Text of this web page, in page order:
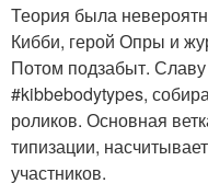
Теория была
Кибби, герой Опры и
Потом подзабыт.
#kibbebodytypes,
роликов. Основная
типизации,
участников.